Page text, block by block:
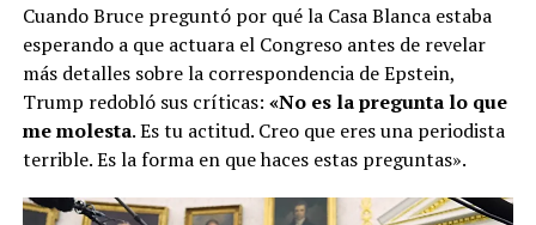
Cuando Bruce preguntó por qué la Casa Blanca estaba
esperando a que actuara el Congreso antes de revelar
más detalles sobre la correspondencia de Epstein,
Trump redobló sus críticas: «No es la pregunta lo que
me molesta. Es tu actitud. Creo que eres una periodista
terrible. Es la forma en que haces estas preguntas».